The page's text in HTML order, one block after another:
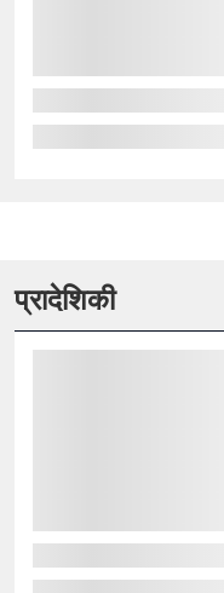
प्रादेशिकी